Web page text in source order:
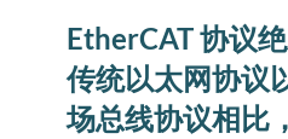
EtherCAT 协议
传统以太网协议
场总线协议相比